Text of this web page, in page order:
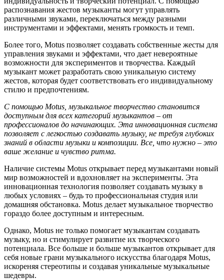
распознавания жестов музыканты могут управлять
различными звуками, переключаться между разными
инструментами и эффектами, менять громкость и темп.
Более того, Motus позволяет создавать собственные жесты для
управления звуками и эффектами, что дает невероятные
возможности для экспериментов и творчества. Каждый
музыкант может разработать свою уникальную систему
жестов, которая будет соответствовать его индивидуальному
стилю и предпочтениям.
С помощью Motus, музыкальное творчество становится
доступным для всех категорий музыкантов – от
профессионалов до начинающих. Эта инновационная система
позволяет с легкостью создавать музыку, не требуя глубоких
знаний в области музыки и композиции. Все, что нужно – это
ваше желание и чувство ритма.
Наличие системы Motus открывает перед музыкантами новый
мир возможностей и вдохновляет на эксперименты. Эта
инновационная технология позволяет создавать музыку в
любых условиях – будь то профессиональная студия или
домашняя обстановка. Motus делает музыкальное творчество
гораздо более доступным и интересным.
Однако, Motus не только помогает музыкантам создавать
музыку, но и стимулирует развитие их творческого
потенциала. Все больше и больше музыкантов открывает для
себя новые грани музыкального искусства благодаря Motus,
искореняя стереотипы и создавая уникальные музыкальные
шедевры.